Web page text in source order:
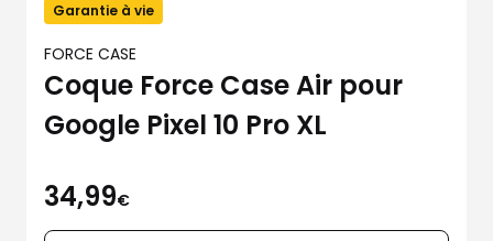
Garantie à vie
FORCE CASE
Coque Force Case Air pour
Google Pixel 10 Pro XL
34,99€